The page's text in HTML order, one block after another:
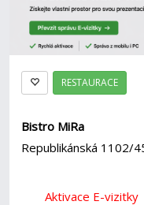
RESTAURACE
Bistro MiRa
Republikánská 1102/
Aktivace E-vizitky